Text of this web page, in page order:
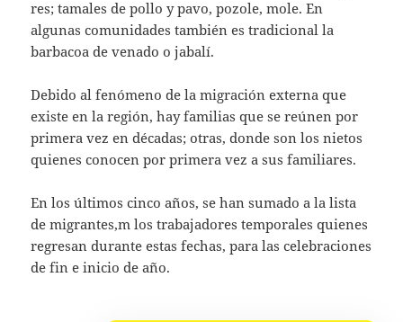
res; tamales de pollo y pavo, pozole, mole. En
algunas comunidades también es tradicional la
barbacoa de venado o jabalí.
Debido al fenómeno de la migración externa que
existe en la región, hay familias que se reúnen por
primera vez en décadas; otras, donde son los nietos
quienes conocen por primera vez a sus familiares.
En los últimos cinco años, se han sumado a la lista
de migrantes,m los trabajadores temporales quienes
regresan durante estas fechas, para las celebraciones
de fin e inicio de año.